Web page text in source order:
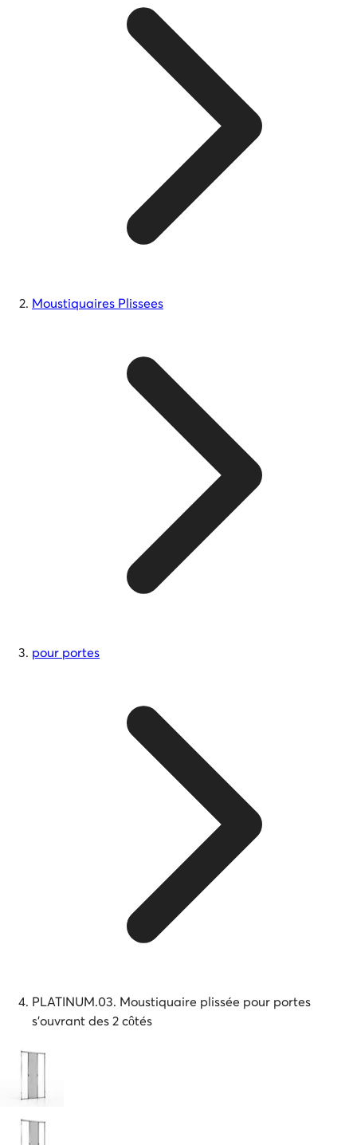
Moustiquaires Plissees
pour portes
PLATINUM.03. Moustiquaire plissée pour portes
s'ouvrant des 2 côtés